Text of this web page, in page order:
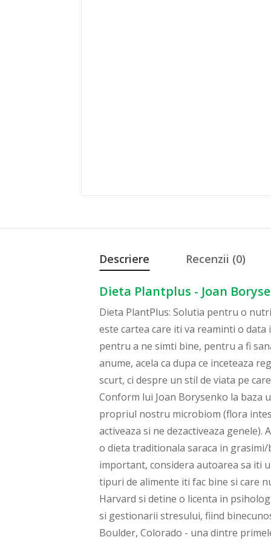
Descriere Recenzii (0)
Dieta Plantplus - Joan
Dieta PlantPlus: Solutia pentru o nutritie personalizata / The PlantPlus Diet Solution: Personalized Nutrition for Life de Joan Borysenko este cartea care iti va reaminti o data in plus ca nu exista o dieta universala si ca fiecare dintre noi avem nevoie de o dieta personalizata pentru a ne simti bine, pentru a fi sanatosi sau pentru a slabi. Si pentru ca autoarea intelege acest minus major al majoritatii dietelor, si anume, acela ca dupa ce inceteaza regimul, kilogramele incep sa se aseze inapoi la loc, aceasta carte nu este despre o dieta pe termen scurt, ci despre un stil de viata pe care sa il adopti si sa il pastrezi pentru tot restul vietii mancand sanatos si delicios in acelasi timp. Conform lui Joan Borysenko la baza unei diete personalizate trebuie sa stea trei genomuri: cel pe care il mostenim de la parinti; propriul nostru microbiom (flora intestinala si genele ei); si epigenomul (panoul de control al agentilor de schimbare din mediu care ne activeaza si ne dezactiveaza genele). Asadar, in functie de acesti trei genomi vei putea alege intre dieta Atkins, dieta mediteraneana sau o dieta traditionala saraca in grasimi/bogata in carbohidrati. Insa chiar si dupa ce te-ai hotarat pentru un anumit tip de dieta este foarte important, considera autoarea sa iti urmaresti reactiile la alimente, dispozitia, starea de bine si rezultatele analizelor, pentru a vedea ce tipuri de alimente iti fac bine si care nu ti se potrivesc. Joan Borysenko are un doctorat in biologie celulara la Scoala de Medicina Harvard si detine o licenta in psihologie clinica. Ea este de asemenea pionier in domeniul psihoneuroimunologiei, medicinei minte-corp si gestionarii stresului, fiind binecunoscuta pentru explorarea delicata a spiritului uman. Presedinte a Mind-Body Health Sciences LLC in Boulder, Colorado - una dintre primele clinici minte-corp din America - ea activeaza in paralel ca oncolog, speaker si autor, avand in palmares cateva bestselleruri New York Times. Pana in prezent este autoarea sau coautoarea a nu mai putin de 16 carti. Ea si sotul ei, Gordon Dveirin, locuiesc la poalele lantului muntos Rocky. Mantra lor este In aer liber!, care le convine de minune si celor doi pudeli, Mitzi si Milo, cu care te vei "intalni" pe parcursul acestei carti. Acest volum s-a nascut din dorinta autoarei de a vedea daca modificarea dietei ne poate imbunatati starea de sanatate, dupa ce ea a fost diagnosticata cu hipertensiune, iar sotul ei cu ateroscleroza. Urmand dieta PlantPlus , starea de sanatate a celor doi s-a imbunatatit considerabil. Prin urmare, aici vei gasi informatii stiintifice despre alimente si metabolosim care iti vor raspunde la intrebari precum: -